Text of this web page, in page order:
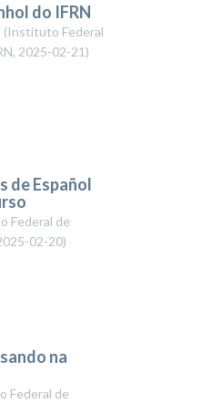
do IFRN
(Instituto Federal
, 2025-02-21)
de Español
Federal de
02-20)
na
Federal de